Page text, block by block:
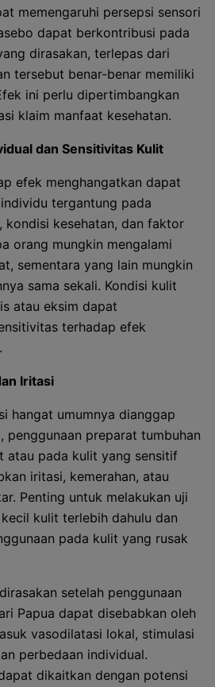
memengaruhi persepsi sensori
dapat berkontribusi pada
dirasakan, terlepas dari
tersebut benar-benar memiliki
ini perlu dipertimbangkan
klaim manfaat kesehatan.
dan Sensitivitas Kulit
efek menghangatkan dapat
tergantung pada
kondisi kesehatan, dan faktor
orang mungkin mengalami
sementara yang lain mungkin
sama sekali. Kondisi kulit
atau eksim dapat
terhadap efek
Iritasi
hangat umumnya dianggap
penggunaan preparat tumbuhan
atau pada kulit yang sensitif
iritasi, kemerahan, atau
Penting untuk melakukan uji
kulit terlebih dahulu dan
pada kulit yang rusak
setelah penggunaan
Papua dapat disebabkan oleh
vasodilatasi lokal, stimulasi
perbedaan individual.
dikaitkan dengan potensi